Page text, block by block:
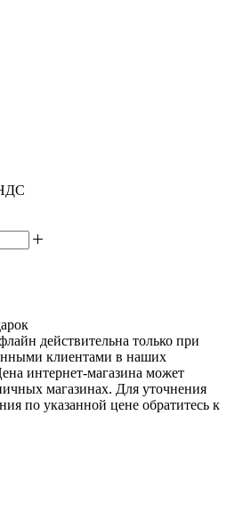
действительна только при
клиентами в наших
интернет-магазина может
магазинах. Для уточнения
по указанной цене обратитесь к